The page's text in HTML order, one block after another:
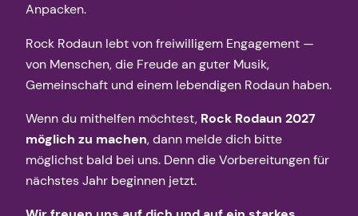
Anpacken.
Rock Rodaun lebt von freiwilligem Engagement —
von Menschen, die Freude an guter Musik,
Gemeinschaft und einem lebendigen Rodaun haben.
Wenn du mithelfen möchtest, Rock Rodaun 2027
möglich zu machen, dann melde dich bitte
möglichst bald bei uns. Denn die Vorbereitungen für
nächstes Jahr beginnen jetzt.